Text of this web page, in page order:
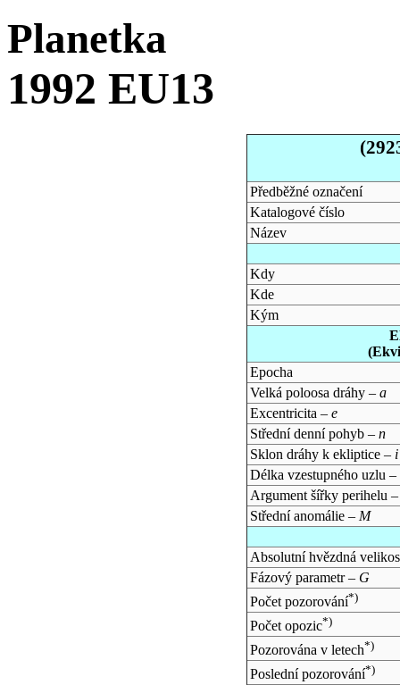
Planetka
1992 EU13
Předběžné označení
Katalogové číslo
Název
Kdy
Kde
Kým
Epocha
Velká poloosa dráhy – a
Excentricita – e
Střední denní pohyb – n
Sklon dráhy k ekliptice – i
Délka vzestupného uzlu –
Argument šířky perihelu
Střední anomálie – M
Absolutní hvězdná
Fázový parametr – G
Počet pozorování*)
Počet opozic*)
Pozorována v letech*)
Poslední pozorování*)